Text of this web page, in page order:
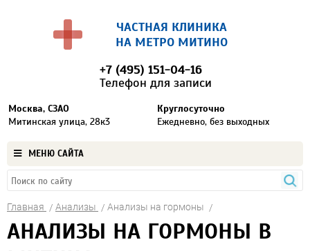
ЧАСТНАЯ КЛИНИКА
НА МЕТРО МИТИНО
Москва, СЗАО
Митинская улица, 28к3
+7 (495) 151-04-16
Телефон для записи
Круглосуточно
Ежедневно, без выходных
МЕНЮ САЙТА
Главная Анализы Анализы на гормоны
АНАЛИЗЫ НА ГОРМОНЫ В